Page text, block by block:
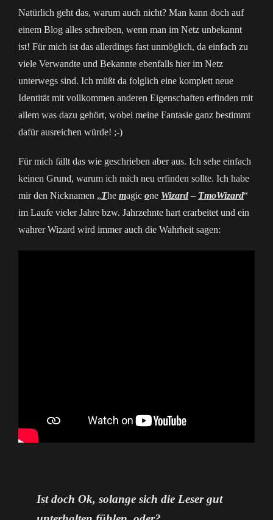
Natürlich geht das, warum auch nicht? Man kann doch auf
einem Blog alles schreiben, wenn man im Netz unbekannt
ist! Für mich ist das allerdings fast unmöglich, da einfach zu
viele Verwandte und Bekannte ebenfalls hier im Netz
unterwegs sind. Ich müßt da folglich eine komplett neue
Identität mit vollkommen anderen Eigenschaften erfinden mit
allem was dazu gehört, wobei meine Fantasie ganz bestimmt
dafür ausreichen würde! ;-)
Für mich fällt das wie geschrieben aber aus. Ich sehe einfach
keinen Grund, warum ich mich neu erfinden sollte. Ich habe
mir den Nicknamen „The magic one Wizard – TmoWizard“
im Laufe vieler Jahre bzw. Jahrzehnte hart erarbeitet und ein
wahrer Wizard wird immer auch die Wahrheit sagen:
Ist doch Ok, solange sich die Leser gut